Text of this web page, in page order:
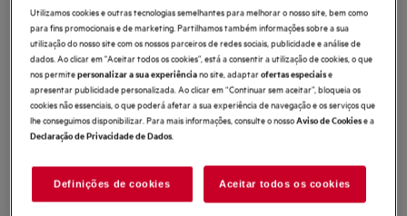
2 (1)
Ficha de informação do produto
Benefícios
O sistema Cooling 360 estabiliza a temperatura e a humidade em todos os
Recuperação rápida da temperatura para proteger os alimentos
Adaptável a qualquer lado: acesso total às gavetas, mesmo em cantos.
Utilizamos cookies e outras tecnologias semelhantes para melhorar o nosso site, bem como
para fins promocionais e de marketing. Partilhamos também informações sobre a sua
utilização do nosso site com os nossos parceiros de redes sociais, publicidade e análise de
dados. Ao clicar em "Aceitar todos os cookies”, está a consentir a utilização de cookies, o que
nos permitepersonalizar a sua experiênciano site, adaptarofertas especiaise
apresentar publicidade personalizada. Ao clicar em “Continuar sem aceitar”, bloqueia os
cookies não essenciais, o que poderá afetar a sua experiência de navegação e os serviços que
lhe conseguimos disponibilizar. Para mais informações, consulte o nossoAviso de Cookiese a
Declaração de Privacidade de Dados.
Definições de cookies Aceitar todos os cookies